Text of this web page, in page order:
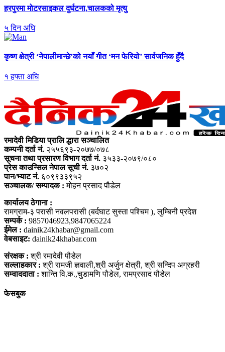
हरपुरमामोटरसाइकल दुर्घटना,चालकको मृत्यु
५दिन अघि
कृष्णक्षेत्री ‘नेपालीमान्छे’को नयाँ गीत ‘मन फेरियो’ सार्वजनिक हुँदै
१ हफ्ता अघि
रमादेवी मिडिया प्रालि द्धारा सञ्चालित
कम्पनी दर्ता नं. २५५६९३-२०७७/०७८
सूचना तथा प्रसारण विभाग दर्ता नं. ३५३३-२०७९/०८०
प्रेस काउन्सिल नेपाल सूची नं. ३७०२
पान/भ्याट नं. ६०९९३३९५२
सञ्चालक/ सम्पादक :मोहन प्रसाद पौडेल
कार्यालय ठेगाना :
रामग्राम-३ परासी नवलपरासी (बर्दघाट सुस्ता पश्चिम ), लुम्बिनी प्रदेश
सम्पर्क : 9857046923,9847065224
ईमेल : dainik24khabar@gmail.com
वेबसाइट: dainik24khabar.com
संरक्षक : श्री रमादेवी पौडेल
सल्लाहकार :श्री रामजी ज्ञवाली,श्री अर्जुन क्षेत्री, श्री सन्दिप अग्रहरी
सम्वाददाता :शान्ति वि.क.,चुडामणि पौडेल, रामप्रसाद पौडेल
फेसबुक